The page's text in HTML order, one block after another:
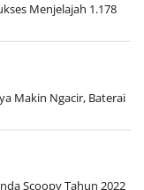
Menjelajah 1.178
Makin Ngacir, Baterai
Scoopy Tahun 2022